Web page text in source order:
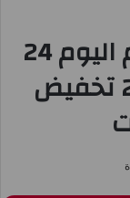
عروض جراند مارت الدمام اليوم 24
ابريل حتى 25 ابريل 2025 تخفيض